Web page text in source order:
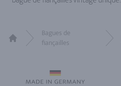
Bagues de
fiançailles